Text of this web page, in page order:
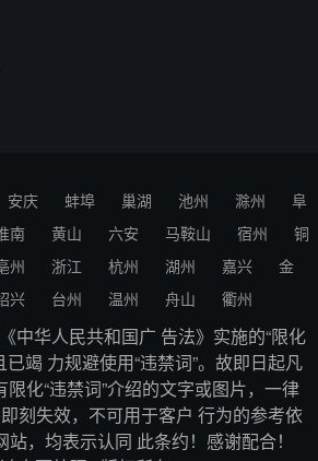
安庆 蚌埠 巢湖 池州 滁州
阜
南 黄山 六安 马鞍山 宿州
铜
州 浙江 杭州 湖州 嘉兴
金
兴 台州 温州 舟山 衢州
中华人民共和国广 告法》实施的“限化
竭 力规避使用“违禁词”。故即日起凡
化“违禁词”介绍的文字或图片，一律
刻失效，不可用于客户 行为的参考依
，均表示认同 此条约！感谢配合！